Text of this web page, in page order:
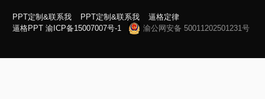
PPT定制&联系我 PPT定制&联系我
逼格定律
逼格PPT 渝ICP备15007007号-1 渝公网安备 50011202501231号